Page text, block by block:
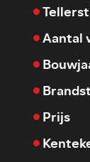
Aantal
Prijs